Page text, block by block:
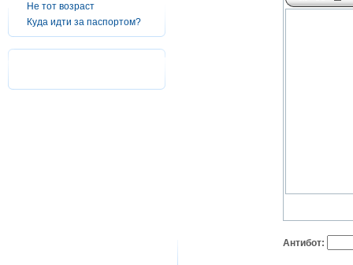
Не тот возраст
Куда идти за паспортом?
Антибот: